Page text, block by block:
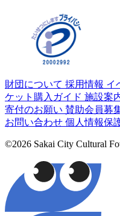
財団について 採用情報 イ
ケット購入ガイド 施設案
寄付のお願い 賛助会員募
お問い合わせ 個人情報保
©2026 Sakai City Cultural